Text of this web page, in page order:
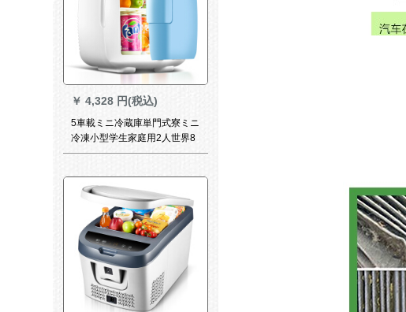
￥ 4,328 円(税込)
5車載ミニ冷蔵庫単門式寮ミニ
冷凍小型学生家庭用2人世界8
リキッド兼用レベニア版